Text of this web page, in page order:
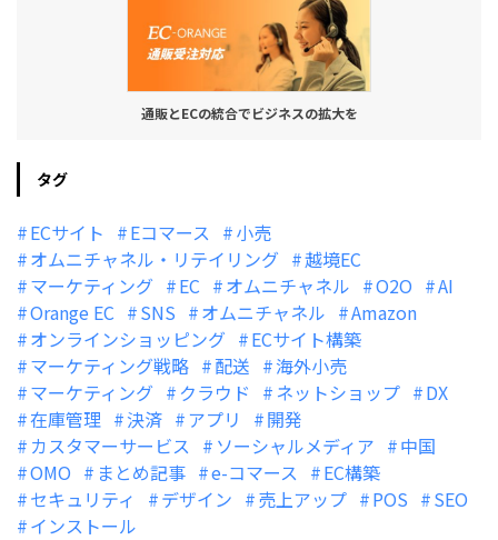
通販とECの統合でビジネスの拡大を
タグ
ECサイト Eコマース
小売
オムニチャネル・リテイリング
越境EC
マーケティング
EC オムニチャネル O2O
AI
Orange EC
SNS オムニチャネル
Amazon
オンラインショッピング
ECサイト構築
マーケティング戦略
配送
海外小売
マーケティング
クラウド ネットショップ
DX
在庫管理
決済 アプリ
開発
カスタマーサービス
ソーシャルメディア
中国
OMO
まとめ記事 e-コマース
EC構築
セキュリティ
デザイン 売上アップ POS
SEO
インストール